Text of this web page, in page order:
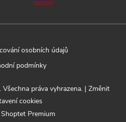
osobních údajů
podmínky
Premium
. Všechna práva vyhrazena. | Změnit
cookies